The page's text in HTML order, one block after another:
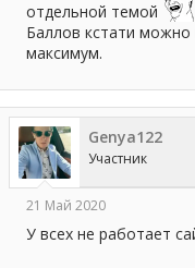
отдельной темой
Баллов кстати можно
максимум.
Genya122
Участник
21 Май 2020
У всех не работает